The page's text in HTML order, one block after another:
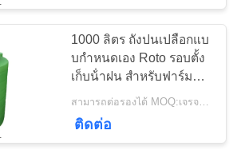
11
1000 ลิตร ถังปนเปลือกแบ
บกําหนดเอง Roto รอบตั้ง
เก็บน้ําฝน สําหรับฟาร์ม
ปลูกปลูกน้ํา
สามารถต่อรองได้ MOQ:เจรจาต่อรอง
ติดต่อ